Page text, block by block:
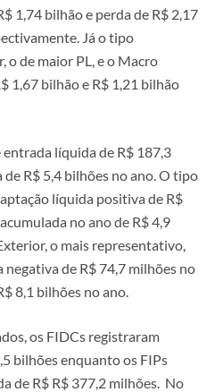
1,74 bilhão e perda de R$ 2,17
Já o tipo
de maior PL, e o Macro
1,67 bilhão e R$ 1,21 bilhão
entrada líquida de R$ 187,3
de R$ 5,4 bilhões no ano. O tipo
líquida positiva de R$
no ano de R$ 4,9
o mais representativo,
de R$ 74,7 milhões no
8,1 bilhões no ano.
os FIDCs registraram
bilhões enquanto os FIPs
de R$ R$ 377,2 milhões. No